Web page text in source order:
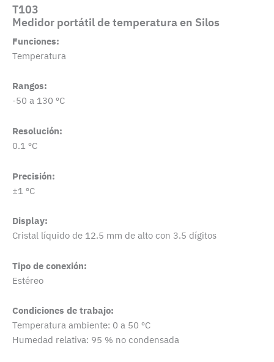
T103
Medidor portátil de temperatura en Silos
Funciones:
Temperatura
Rangos:
-50 a 130 ºC
Resolución:
0.1 ºC
Precisión:
±1 ºC
Display:
Cristal líquido de 12.5 mm de alto con 3.5 dígitos
Tipo de conexión:
Estéreo
Condiciones de trabajo:
Temperatura ambiente: 0 a 50 ºC
Humedad relativa: 95 % no condensada